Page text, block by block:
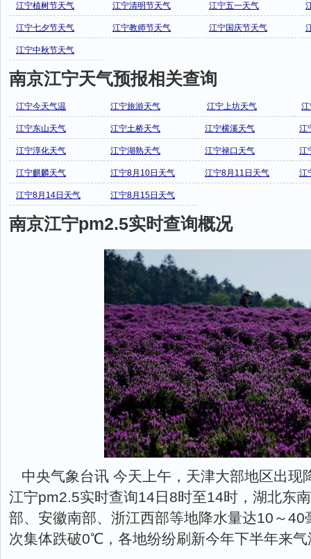
江宁植树节天气 江宁清明节天气 江宁五一天气
江宁七夕节天气 江宁教师节天气 江宁国庆节天气
江宁中秋节天气
南京江宁天气预报相关查询
江宁今天气温 江宁旅游天气 江宁上坊天气
江宁东山天气 江宁土桥天气 江宁横溪天气 江
江宁淳化天气 江宁湖熟天气 江宁禄口天气 江
江宁麒麟天气 江宁8月10日天气 江宁8月11日天气 江
江宁8月14日天气 江宁8月15日天气
南京江宁pm2.5实时查询概况
中央气象台讯 今天上午，天津大部地区出现
江宁pm2.5实时查询14日8时至14时，湖北东
部、安徽南部、浙江西部等地降水量达10～
次集体跌破0℃，各地纷纷刷新今年下半年来